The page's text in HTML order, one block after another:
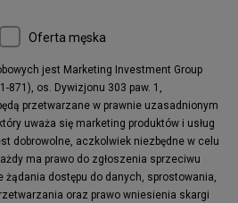
przygotowaliśmy także kominy
brzegiem. Dzięki temu, że
długości, jak klasyczny szalik, a
porywistego wiatru czy
uwagę przede wszystkim na
marki Up8. Klasyczny szalik
brandu Champion . Po cienki
do modeli Umbro i Lotto.
na co dzień i na trening
szafy na zimę.
Oferta męska
jest Marketing Investment Group
871), os. Dywizjonu 303 paw. 1,
przetwarzane w prawnie uzasadnionym
uważa się marketing produktów i usług
dobrowolne, aczkolwiek niezbędne w celu
ma prawo do zgłoszenia sprzeciwu
żądania dostępu do danych, sprostowania,
oraz prawo wniesienia skargi